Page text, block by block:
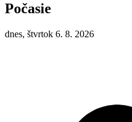
Počasie
dnes, štvrtok 6. 8. 2026